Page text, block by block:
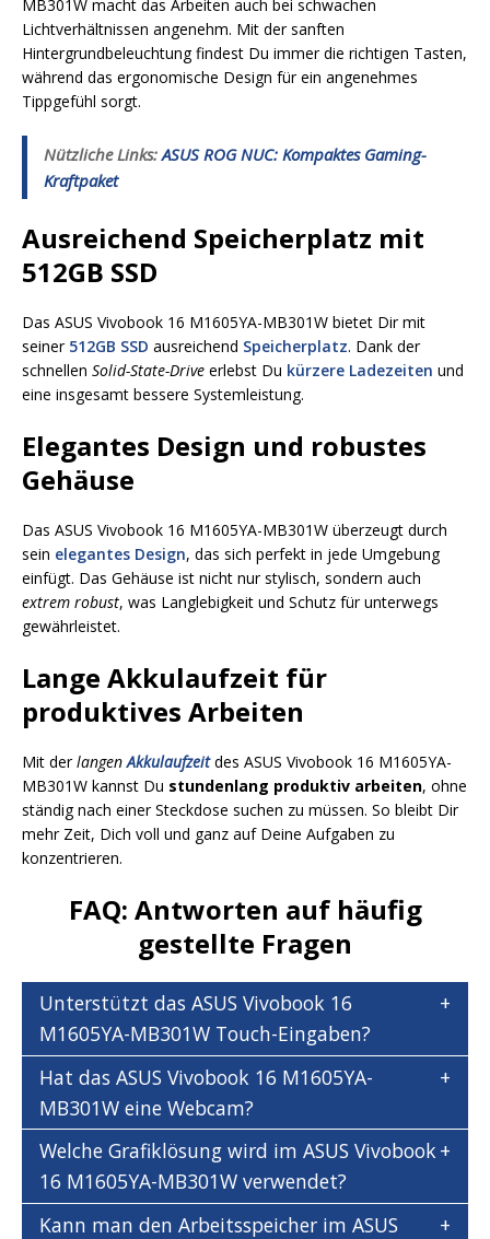
MB301W macht das Arbeiten auch bei schwachen
Lichtverhältnissen angenehm. Mit der sanften
Hintergrundbeleuchtung findest Du immer die richtigen Tasten,
während das ergonomische Design für ein angenehmes
Tippgefühl sorgt.
Nützliche Links:ASUS ROG NUC: Kompaktes Gaming-
Kraftpaket
Ausreichend Speicherplatz mit
512GB SSD
Das ASUS Vivobook 16 M1605YA-MB301W bietet Dir mit
seiner 512GB SSD ausreichend Speicherplatz. Dank der
schnellen Solid-State-Drive erlebst Du kürzere Ladezeiten und
eine insgesamt bessere Systemleistung.
Elegantes Design und robustes
Gehäuse
Das ASUS Vivobook 16 M1605YA-MB301W überzeugt durch
sein elegantes Design, das sich perfekt in jede Umgebung
einfügt. Das Gehäuse ist nicht nur stylisch, sondern auch
extrem robust, was Langlebigkeit und Schutz für unterwegs
gewährleistet.
Lange Akkulaufzeit für
produktives Arbeiten
Mit derlangenAkkulaufzeitdes ASUS Vivobook 16 M1605YA-
MB301W kannst Du stundenlang produktiv arbeiten, ohne
ständig nach einer Steckdose suchen zu müssen. So bleibt Dir
mehr Zeit, Dich voll und ganz auf Deine Aufgaben zu
konzentrieren.
FAQ: Antworten auf häufig
gestellte Fragen
Unterstützt das ASUS Vivobook 16
M1605YA-MB301W Touch-Eingaben?
Hat das ASUS Vivobook 16 M1605YA-
MB301W eine Webcam?
Welche Grafiklösung wird im ASUS Vivobook
16 M1605YA-MB301W verwendet?
Kann man den Arbeitsspeicher im ASUS